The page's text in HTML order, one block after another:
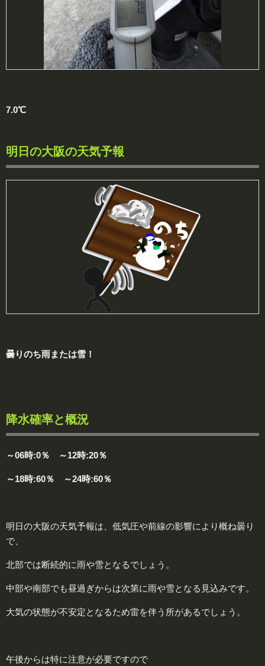
7.0℃
明日の大阪の天気予報
曇りのち雨または雪！
降水確率と概況
～06時:0％ ～12時:20％
～18時:60％ ～24時:60％
明日の大阪の天気予報は、低気圧や前線の影響により概ね曇り
で、
北部では断続的に雨や雪となるでしょう。
中部や南部でも昼過ぎからは次第に雨や雪となる見込みです。
大気の状態が不安定となるため雷を伴う所があるでしょう。
午後からは特に注意が必要ですので